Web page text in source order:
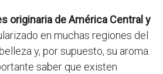
originaria de América Central y
en muchas regiones del
y, por supuesto, su aroma.
saber que existen